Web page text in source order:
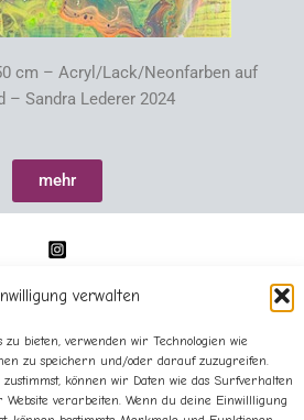
verwalten
bieten, verwenden wir Technologien wie
zu speichern und/oder darauf zuzugreifen.
können wir Daten wie das Surfverhalten
verarbeiten. Wenn du deine Einwillligung
cm – Acryl/Lack/Neonfarben auf
– Sandra Lederer 2024
mehr
Impressum